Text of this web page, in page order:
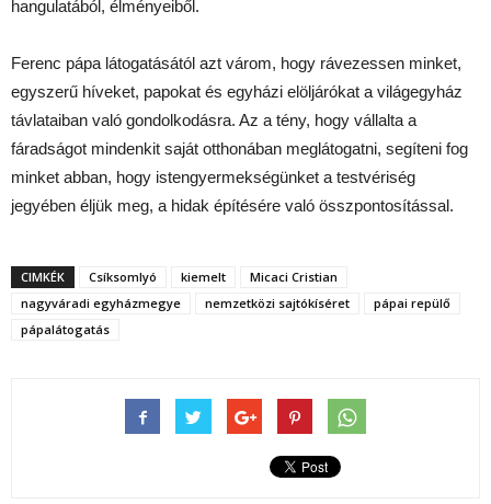
hangulatából, élményeiből.
Ferenc pápa látogatásától azt várom, hogy rávezessen minket,
egyszerű híveket, papokat és egyházi elöljárókat a világegyház
távlataiban való gondolkodásra. Az a tény, hogy vállalta a
fáradságot mindenkit saját otthonában meglátogatni, segíteni fog
minket abban, hogy istengyermekségünket a testvériség
jegyében éljük meg, a hidak építésére való összpontosítással.
CIMKÉK Csíksomlyó kiemelt
Micaci Cristian
nagyváradi egyházmegye
nemzetközi sajtókíséret
pápai repülő
pápalátogatás